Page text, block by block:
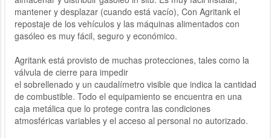
mantener y desplazar (cuando está vacío), Con Agritank el
repostaje de los vehículos y las máquinas alimentados con
gasóleo es muy fácil, seguro y económico.
Agritank está provisto de muchas protecciones, tales como la
válvula de cierre para impedir
el sobrellenado y un caudalímetro visible que indica la cantidad
de combustible. Todo el equipamiento se encuentra en una
caja metálica que lo protege contra las condiciones
atmosféricas variables y el acceso al personal no autorizado.